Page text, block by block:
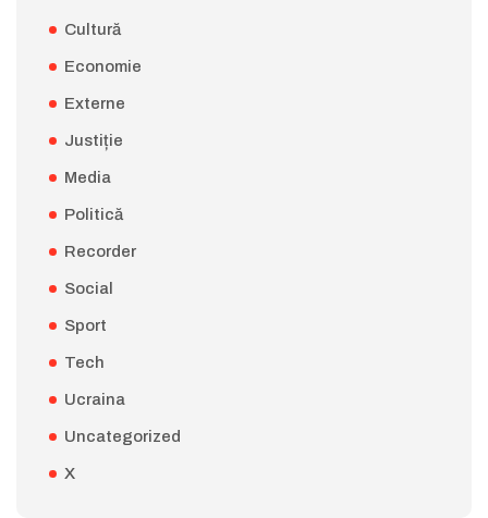
Cultură
Economie
Externe
Justiție
Media
Politică
Recorder
Social
Sport
Tech
Ucraina
Uncategorized
X